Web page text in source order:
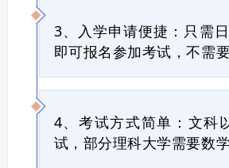
3、入学申请便捷：只需
即可报名参加考试，不需要
4、考试方式简单：文科
试，部分理科大学需要数学